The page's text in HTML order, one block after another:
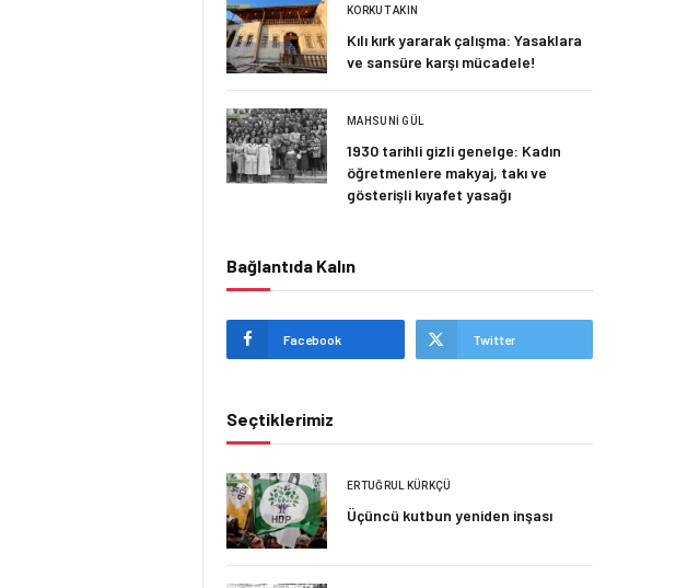
KORKUT AKIN
Kılı kırk yararak çalışma: Yasaklara
ve sansüre karşı mücadele!
MAHSUNI GÜL
1930 tarihli gizli genelge: Kadın
öğretmenlere makyaj, takı ve
gösterişli kıyafet yasağı
Bağlantıda Kalın
Facebook Twitter
Seçtiklerimiz
ERTUĞRUL KÜRKÇÜ
Üçüncü kutbun yeniden inşası